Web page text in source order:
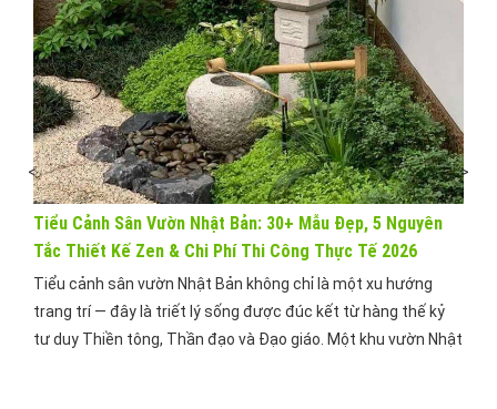
Tiểu Cảnh Sân Vườn Nhật Bản: 30+ Mẫu Đẹp, 5 Nguyên
Tắc Thiết Kế Zen & Chi Phí Thi Công Thực Tế 2026
Tiểu cảnh sân vườn Nhật Bản không chỉ là một xu hướng
trang trí — đây là triết lý sống được đúc kết từ hàng thế kỷ
tư duy Thiền tông, Thần đạo và Đạo giáo. Một khu vườn Nhật
< >